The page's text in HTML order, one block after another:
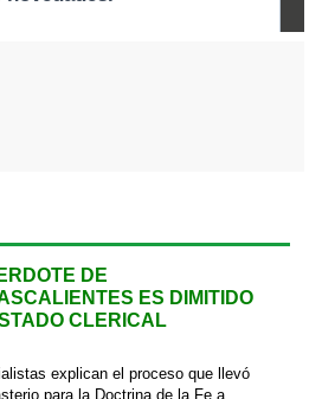
DE
ES DIMITIDO
CLERICAL
explican el proceso que llevó
para la Doctrina de la Fe a